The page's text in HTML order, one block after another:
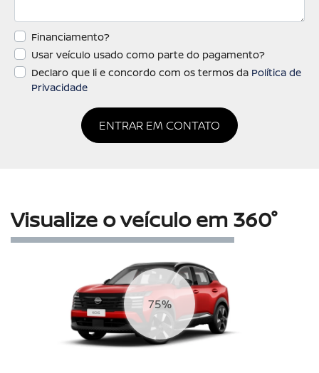
Financiamento?
Usar veículo usado como parte do pagamento?
Declaro que li e concordo com os termos da Política de
Privacidade
ENTRAR EM CONTATO
Visualize o veículo em 360°
75%